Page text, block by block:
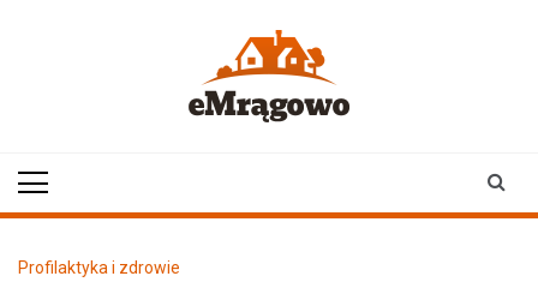
Profilaktyka i zdrowie